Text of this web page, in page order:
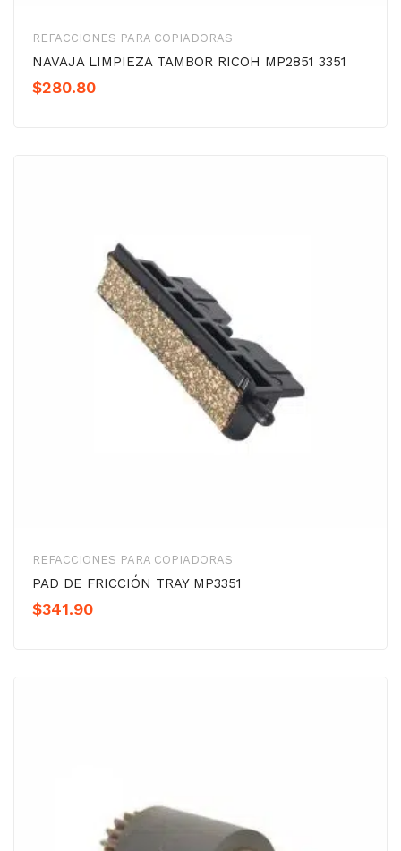
REFACCIONES PARA COPIADORAS
NAVAJA LIMPIEZA TAMBOR RICOH MP2851 3351
$280.80
REFACCIONES PARA COPIADORAS
PAD DE FRICCIÓN TRAY MP3351
$341.90